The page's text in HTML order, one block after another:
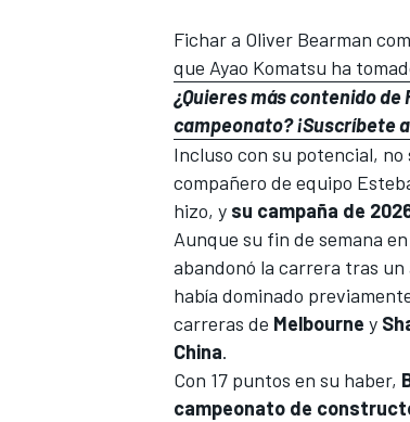
Fichar a Oliver Bearman
que Ayao Komatsu ha
¿Quieres más contenido
campeonato?¡Suscríbete
Incluso con su potencial,
compañero de equipo
hizo, y su campaña de
Aunque su fin de semana
abandonó la carrera tras
había dominado
carreras de Melbourne y
China.
Con 17 puntos en su haber,
campeonato de